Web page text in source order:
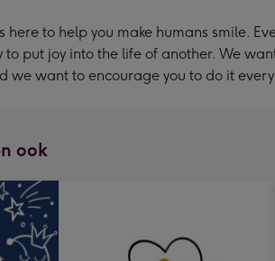
here to help you make humans smile.
put joy into the life of another. We
we want to encourage you to do it
ook